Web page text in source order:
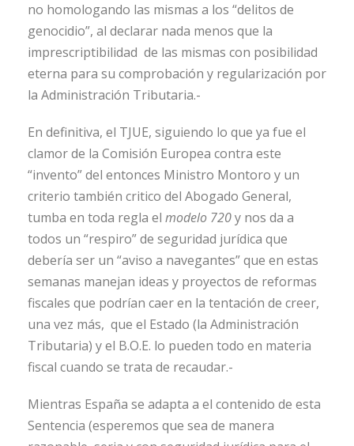
no homologando las mismas a los “delitos de
genocidio”, al declarar nada menos que la
imprescriptibilidad de las mismas con posibilidad
eterna para su comprobación y regularización por
la Administración Tributaria.-
En definitiva, el TJUE, siguiendo lo que ya fue el
clamor de la Comisión Europea contra este
“invento” del entonces Ministro Montoro y un
criterio también critico del Abogado General,
tumba en toda regla el modelo 720y nos da a
todos un “respiro” de seguridad jurídica que
debería ser un “aviso a navegantes” que en estas
semanas manejan ideas y proyectos de reformas
fiscales que podrían caer en la tentación de creer,
una vez más, que el Estado (la Administración
Tributaria) y el B.O.E. lo pueden todo en materia
fiscal cuando se trata de recaudar.-
Mientras España se adapta a el contenido de esta
Sentencia (esperemos que sea de manera